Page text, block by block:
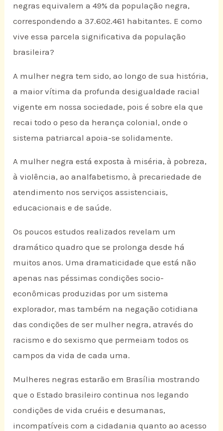
negras equivalem a 49% da população negra,
correspondendo a 37.602.461 habitantes. E como
vive essa parcela significativa da população
brasileira?
A mulher negra tem sido, ao longo de sua história,
a maior vítima da profunda desigualdade racial
vigente em nossa sociedade, pois é sobre ela que
recai todo o peso da herança colonial, onde o
sistema patriarcal apoia-se solidamente.
A mulher negra está exposta à miséria, à pobreza,
à violência, ao analfabetismo, à precariedade de
atendimento nos serviços assistenciais,
educacionais e de saúde.
Os poucos estudos realizados revelam um
dramático quadro que se prolonga desde há
muitos anos. Uma dramaticidade que está não
apenas nas péssimas condições socio-
econômicas produzidas por um sistema
explorador, mas também na negação cotidiana
das condições de ser mulher negra, através do
racismo e do sexismo que permeiam todos os
campos da vida de cada uma.
Mulheres negras estarão em Brasília mostrando
que o Estado brasileiro continua nos legando
condições de vida cruéis e desumanas,
incompatíveis com a cidadania quanto ao acesso